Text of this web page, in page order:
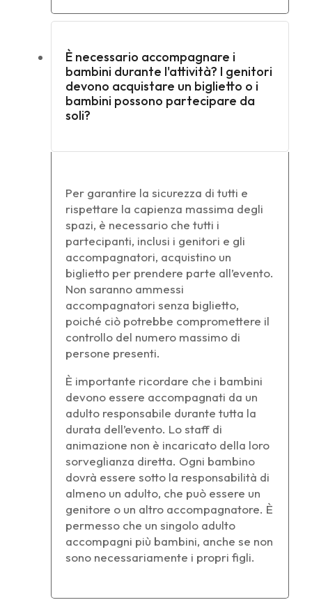
È necessario accompagnare i
bambini durante l'attività? I genitori
devono acquistare un biglietto o i
bambini possono partecipare da
soli?
Per garantire la sicurezza di tutti e
rispettare la capienza massima degli
spazi, è necessario che tutti i
partecipanti, inclusi i genitori e gli
accompagnatori, acquistino un
biglietto per prendere parte all’evento.
Non saranno ammessi
accompagnatori senza biglietto,
poiché ciò potrebbe compromettere il
controllo del numero massimo di
persone presenti.
È importante ricordare che i bambini
devono essere accompagnati da un
adulto responsabile durante tutta la
durata dell’evento. Lo staff di
animazione non è incaricato della loro
sorveglianza diretta. Ogni bambino
dovrà essere sotto la responsabilità di
almeno un adulto, che può essere un
genitore o un altro accompagnatore. È
permesso che un singolo adulto
accompagni più bambini, anche se non
sono necessariamente i propri figli.